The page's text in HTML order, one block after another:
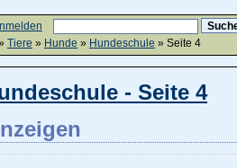
Tiere » Hunde » Hundeschule » Seite 4
- Seite 4